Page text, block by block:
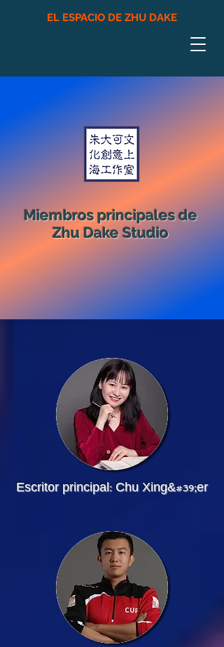
EL ESPACIO DE ZHU DAKE
Miembros principales de
Zhu Dake Studio
Escritor principal: Chu Xing&#39;er